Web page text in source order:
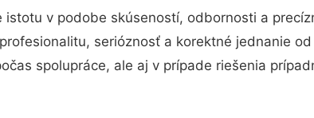
istotu v podobe skúseností, odbornosti a
serióznosť a korektné jednanie
spolupráce, ale aj v prípade riešenia